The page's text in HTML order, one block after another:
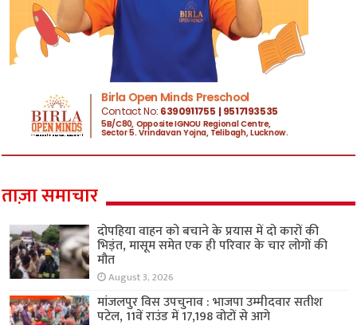
ताज़ा समाचार
दोपहिया वाहन को बचाने के प्रयास में दो कारों की
भिड़ंत, मासूम समेत एक ही परिवार के चार लोगों की
मौत
August 3, 2026
मांजलपुर विस उपचुनाव : भाजपा उम्मीदवार सतीश
पटेल, 11वें राउंड में 17,198 वोटों से आगे